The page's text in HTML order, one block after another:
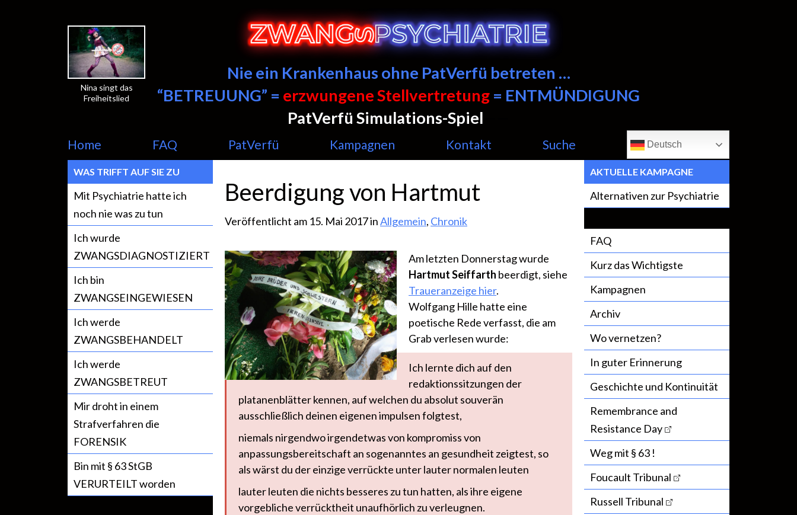
Nina singt das
Freiheitslied
Nie ein Krankenhaus ohne PatVerfü betreten …
“BETREUUNG” = erzwungene Stellvertretung = ENTMÜNDIGUNG
PatVerfü Simulations-Spiel
Home FAQ PatVerfü Kampagnen Kontakt Suche Deutsch
WAS TRIFFT AUF SIE ZU
Mit Psychiatrie hatte ich
noch nie was zu tun
Ich wurde
ZWANGSDIAGNOSTIZIERT
Ich bin
ZWANGSEINGEWIESEN
Ich werde
ZWANGSBEHANDELT
Ich werde
ZWANGSBETREUT
Mir droht in einem
Strafverfahren die
FORENSIK
Bin mit § 63 StGB
VERURTEILT worden
Beerdigung von Hartmut
Veröffentlicht am 15. Mai 2017 inAllgemein, Chronik
Am letzten Donnerstag wurde
Hartmut Seiffarth beerdigt, siehe
Traueranzeige hier.
Wolfgang Hille hatte eine
poetische Rede verfasst, die am
Grab verlesen wurde:
Ich lernte dich auf den
redaktionssitzungen der
platanenblätter kennen, auf welchen du absolut souverän
ausschließlich deinen eigenen impulsen folgtest,
niemals nirgendwo irgendetwas von kompromiss von
anpassungsbereitschaft an sogenanntes an gesundheit zeigtest, so
als wärst du der einzige verrückte unter lauter normalen leuten
lauter leuten die nichts besseres zu tun hatten, als ihre eigene
vorgebliche verrücktheit unaufhörlich zu verleugnen.
AKTUELLE KAMPAGNE
Alternativen zur Psychiatrie
FAQ
Kurz das Wichtigste
Kampagnen
Archiv
Wo vernetzen?
In guter Erinnerung
Geschichte und Kontinuität
Remembrance and
Resistance Day
Weg mit § 63 !
Foucault Tribunal
Russell Tribunal